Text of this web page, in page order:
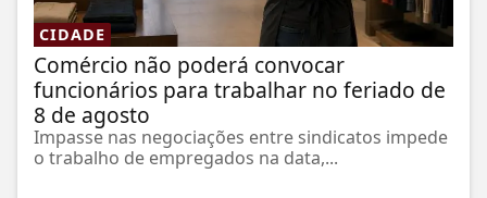
CIDADE
Comércio não poderá convocar
funcionários para trabalhar no feriado de
8 de agosto
Impasse nas negociações entre sindicatos impede
o trabalho de empregados na data,...